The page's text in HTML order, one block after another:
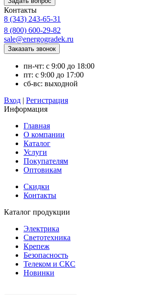
Контакты
8 (343) 243-65-31
8 (800) 600-29-82
sale@energogradek.ru
пн-чт: с 9:00 до 18:00
пт: с 9:00 до 17:00
сб-вс: выходной
Вход | Регистрация
Информация
Главная
О компании
Каталог
Услуги
Покупателям
Оптовикам
Скидки
Контакты
Каталог продукции
Электрика
Светотехника
Крепеж
Безопасность
Телеком и СКС
Новинки